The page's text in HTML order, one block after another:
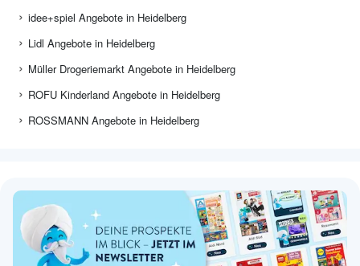
idee+spiel Angebote in Heidelberg
Lidl Angebote in Heidelberg
Müller Drogeriemarkt Angebote in Heidelberg
ROFU Kinderland Angebote in Heidelberg
ROSSMANN Angebote in Heidelberg